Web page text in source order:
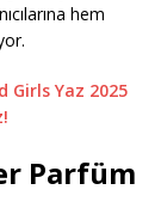
hem
Girls Yaz 2025
Parfüm